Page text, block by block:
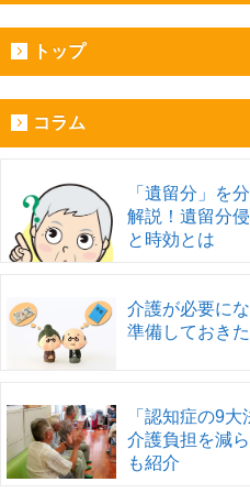
トップ
コラム
「遺留分」を
解説！遺留分
と時効とは
介護が必要に
準備しておき
「認知症の9
介護負担を減
も紹介